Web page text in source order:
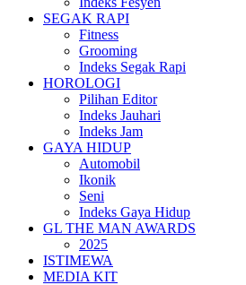
SEGAK RAPI
Fitness
Grooming
Indeks Segak Rapi
HOROLOGI
Pilihan Editor
Indeks Jauhari
Indeks Jam
GAYA HIDUP
Automobil
Ikonik
Seni
Indeks Gaya Hidup
GL THE MAN AWARDS
2025
ISTIMEWA
MEDIA KIT